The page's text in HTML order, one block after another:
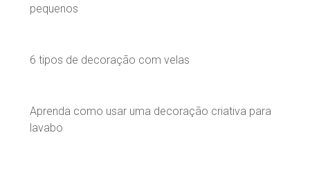
pequenos
6 tipos de decoração com velas
Aprenda como usar uma decoração criativa para
lavabo